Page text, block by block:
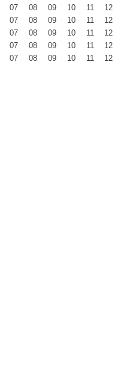
07 08 09 10 11
12
07 08 09 10 11
12
07 08 09 10 11
12
07 08 09 10 11
12
07 08 09 10 11 12